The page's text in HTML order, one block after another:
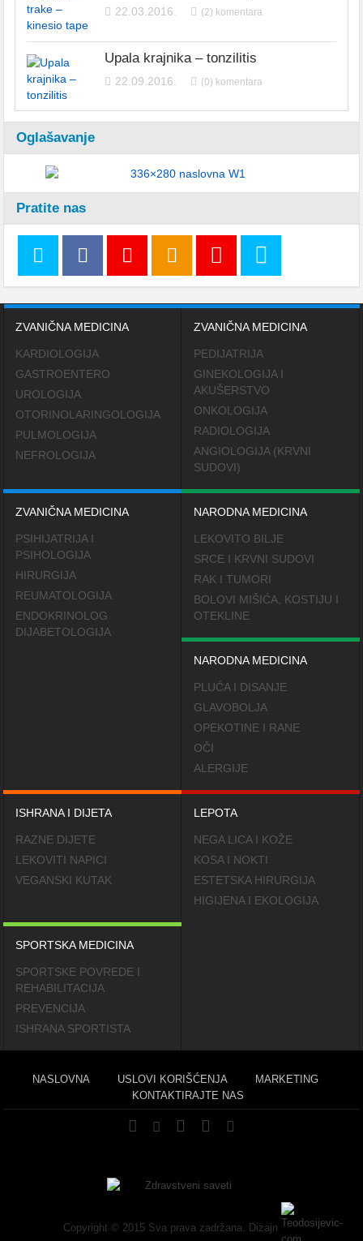
22.03.2016. (2) komentara
Upala krajnika – tonzilitis
22.09.2016. (0) komentara
Oglašavanje
Pratite nas
ZVANIČNA MEDICINA
KARDIOLOGIJA
GASTROENTERO
UROLOGIJA
OTORINOLARINGOLOGIJA
PULMOLOGIJA
NEFROLOGIJA
ZVANIČNA MEDICINA
PEDIJATRIJA
GINEKOLOGIJA I
AKUŠERSTVO
ONKOLOGIJA
RADIOLOGIJA
ANGIOLOGIJA (KRVNI
SUDOVI)
ZVANIČNA MEDICINA
PSIHIJATRIJA I
PSIHOLOGIJA
HIRURGIJA
REUMATOLOGIJA
ENDOKRINOLOG
DIJABETOLOGIJA
NARODNA MEDICINA
LEKOVITO BILJE
SRCE I KRVNI SUDOVI
RAK I TUMORI
BOLOVI MIŠIĆA, KOSTIJU I
OTEKLINE
NARODNA MEDICINA
PLUĆA I DISANJE
GLAVOBOLJA
OPEKOTINE I RANE
OČI
ALERGIJE
ISHRANA I DIJETA
RAZNE DIJETE
LEKOVITI NAPICI
VEGANSKI KUTAK
LEPOTA
NEGA LICA I KOŽE
KOSA I NOKTI
ESTETSKA HIRURGIJA
HIGIJENA I EKOLOGIJA
SPORTSKA MEDICINA
SPORTSKE POVREDE I
REHABILITACIJA
PREVENCIJA
ISHRANA SPORTISTA
NASLOVNA USLOVI KORIŠĆENJA
MARKETING
KONTAKTIRAJTE NAS
Copyright © 2015 Sva prava zadržana. Dizajn